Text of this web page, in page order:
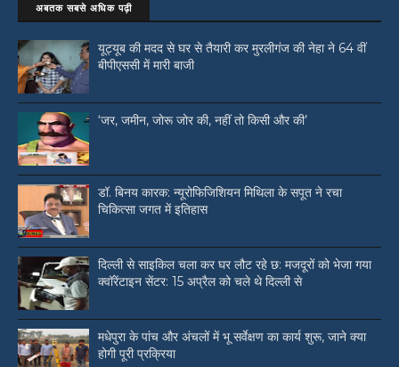
अबतक सबसे अधिक पढ़ी
यूट्यूब की मदद से घर से तैयारी कर मुरलीगंज की नेहा ने 64 वीं
बीपीएससी में मारी बाजी
‘जर, जमीन, जोरू जोर की, नहीं तो किसी और की’
डॉ. बिनय कारक: न्यूरोफिजिशियन मिथिला के सपूत ने रचा
चिकित्सा जगत में इतिहास
दिल्ली से साइकिल चला कर घर लौट रहे छ: मजदूरों को भेजा गया
क्वॉरेंटाइन सेंटर: 15 अप्रैल को चले थे दिल्ली से
मधेपुरा के पांच और अंचलों में भू सर्वेक्षण का कार्य शुरू, जाने क्या
होगी पूरी प्रक्रिया